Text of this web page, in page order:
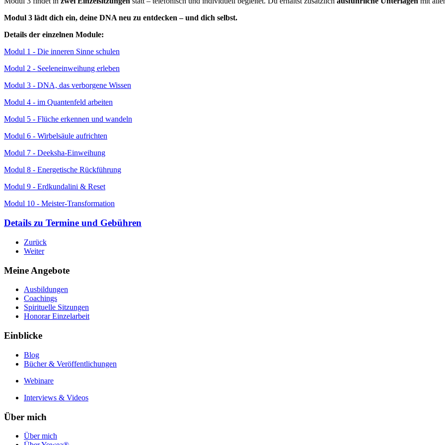
Modul 3 lädt dich ein, deine DNA neu zu entdecken – und dich selbst.
Details der einzelnen Module:
Modul 1 - Die inneren Sinne schulen
Modul 2 - Seeleneinweihung erleben
Modul 3 - DNA, das verborgene Wissen
Modul 4 - im Quantenfeld arbeiten
Modul 5 - Flüche erkennen und wandeln
Modul 6 - Wirbelsäule aufrichten
Modul 7 - Deeksha-Einweihung
Modul 8 - Energetische Rückführung
Modul 9 - Erdkundalini & Reset
Modul 10 - Meister-Transformation
Details zu Termine und Gebühren
Zurück
Weiter
Meine Angebote
Ausbildungen
Coachings
Spirituelle Sitzungen
Honorar Einzelarbeit
Einblicke
Blog
Bücher & Veröffentlichungen
Webinare
Interviews & Videos
Über mich
Über mich